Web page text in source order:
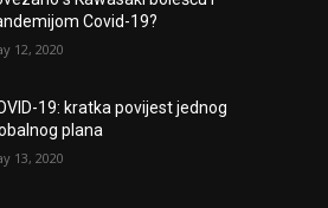
Covid-19?
12, 2020
19: kratka povijest jednog
plana
13, 2020